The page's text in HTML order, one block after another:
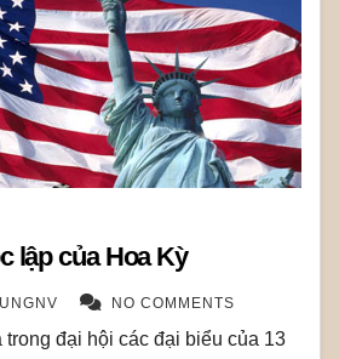
lập của Hoa Kỳ
NO COMMENTS
đại hội các đại biểu của 13